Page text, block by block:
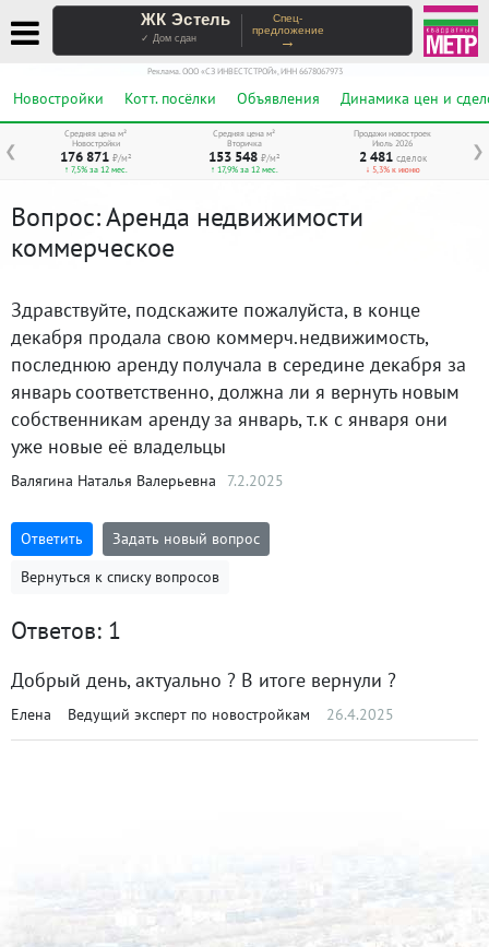
ЖК Эстель
✓ Дом сдан
Спец-
предложение
→
Реклама. ООО «СЗ ИНВЕСТСТРОЙ», ИНН 6678067973
Новостройки Котт. посёлки Объявления Динамика цен и
❮ ❯
Средняя цена м²
Новостройки
176 871 ₽/м²
↑ 7,5% за 12 мес.
Средняя цена м²
Вторичка
153 548 ₽/м²
↑ 17,9% за 12 мес.
Продажи новостроек
Июль 2026
2 481 сделок
↓ 5,3% к июню
Вопрос: Аренда недвижимости
коммерческое
Здравствуйте, подскажите пожалуйста, в конце
декабря продала свою коммерч.недвижимость,
последнюю аренду получала в середине декабря за
январь соответственно, должна ли я вернуть новым
собственникам аренду за январь, т.к с января они
уже новые её владельцы
Валягина Наталья Валерьевна 7.2.2025
Ответить
Задать новый вопрос
Вернуться к списку вопросов
Ответов: 1
Добрый день, актуально ? В итоге вернули ?
Елена Ведущий эксперт по новостройкам 26.4.2025